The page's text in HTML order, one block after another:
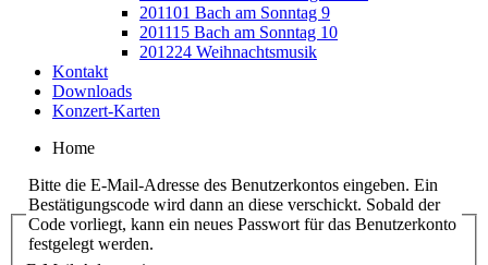
201101 Bach am Sonntag 9
201115 Bach am Sonntag 10
201224 Weihnachtsmusik
Kontakt
Downloads
Konzert-Karten
Home
Bitte die E-Mail-Adresse des Benutzerkontos eingeben. Ein
Bestätigungscode wird dann an diese verschickt. Sobald der
Code vorliegt, kann ein neues Passwort für das Benutzerkonto
festgelegt werden.